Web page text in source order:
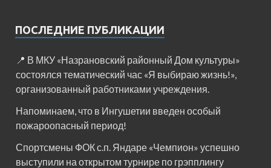
ПОСЛЕДНИЕ ПУБЛИКАЦИИ
📍 В МКУ «Назрановский районный Дом культуры»
состоялся тематический час «Я выбираю жизнь!»,
организованный работниками учреждения.
Напоминаем, что в Ингушетии введен особый
пожароопасный период!⁣⁣⠀
Спортсмены ФОК с.п. Яндаре «Чемпион» успешно
выступили на открытом турнире по грэпплингу